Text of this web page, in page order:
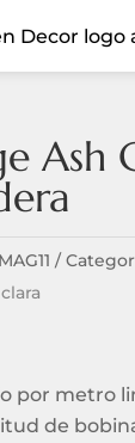
Ash
por metro
de